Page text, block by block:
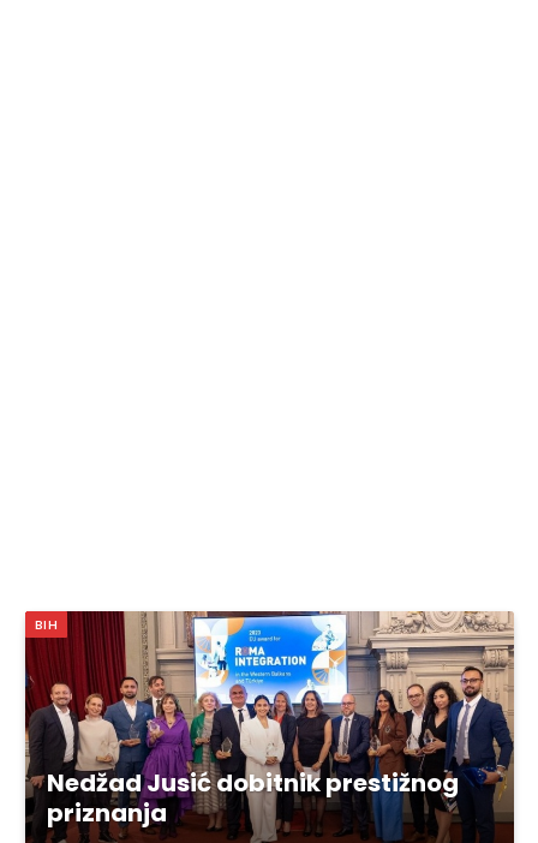
BIH
Nedžad Jusić dobitnik prestižnog
priznanja